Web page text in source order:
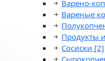
Варено-
Вареные
Продукты
Сосиски [2]